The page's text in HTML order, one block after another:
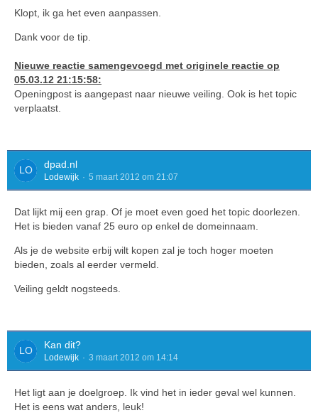
Klopt, ik ga het even aanpassen.
Dank voor de tip.
Nieuwe reactie samengevoegd met originele reactie op
05.03.12 21:15:58:
Openingpost is aangepast naar nieuwe veiling. Ook is het topic
verplaatst.
dpad.nl
Lodewijk 5 maart 2012 om 21:07
Dat lijkt mij een grap. Of je moet even goed het topic doorlezen.
Het is bieden vanaf 25 euro op enkel de domeinnaam.
Als je de website erbij wilt kopen zal je toch hoger moeten
bieden, zoals al eerder vermeld.
Veiling geldt nogsteeds.
Kan dit?
Lodewijk 3 maart 2012 om 14:14
Het ligt aan je doelgroep. Ik vind het in ieder geval wel kunnen.
Het is eens wat anders, leuk!